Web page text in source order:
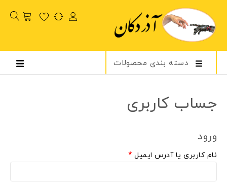
دسته بندی محصولات
جساب کاربری
ورود
نام کاربری یا آدرس ایمیل *